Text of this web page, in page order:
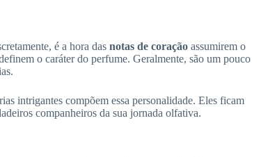
é a hora das notas de coração assumirem o
o caráter do perfume. Geralmente, são um pouco
intrigantes compõem essa personalidade. Eles ficam
companheiros da sua jornada olfativa.